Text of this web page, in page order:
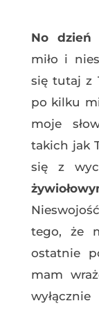
No dzień
miło i
się tutaj z
po kilku
moje
takich jak
się z
tego, że
ostatnie
mam